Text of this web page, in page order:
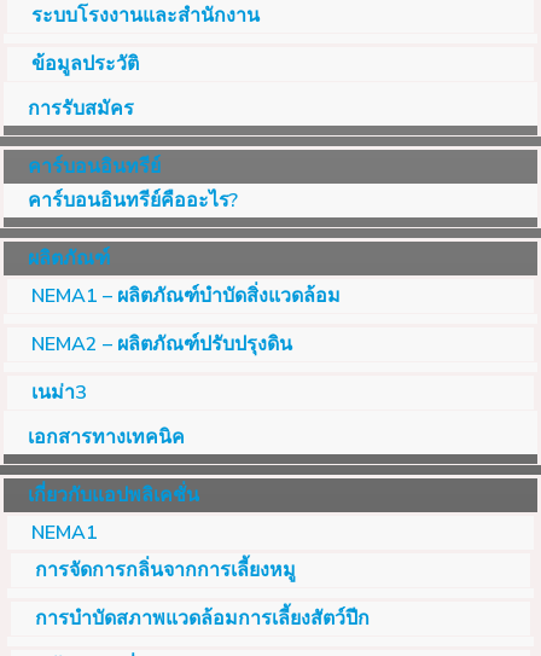
ระบบโรงงานและสำนักงาน
ข้อมูลประวัติ
การรับสมัคร
คาร์บอนอินทรีย์
คาร์บอนอินทรีย์คืออะไร?
ผลิตภัณฑ์
NEMA1 – ผลิตภัณฑ์บำบัดสิ่งแวดล้อม
NEMA2 – ผลิตภัณฑ์ปรับปรุงดิน
เนม่า3
เอกสารทางเทคนิค
เกี่ยวกับแอปพลิเคชั่น
NEMA1
การจัดการกลิ่นจากการเลี้ยงหมู
การบำบัดสภาพแวดล้อมการเลี้ยงสัตว์ปีก